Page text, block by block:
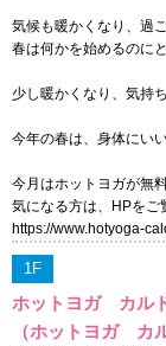
気候も暖かくなり、過
春は何かを始めるのに
少し暖かくなり、気持
今年の春は、身体にい
今月はホットヨガが無
気になる方は、HPをご
https://www.hotyoga-
1F
ホットヨガ カル
（ホットヨガ カ